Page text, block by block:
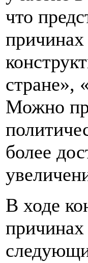
что
причинах
стране»,
Можно
более
В ходе